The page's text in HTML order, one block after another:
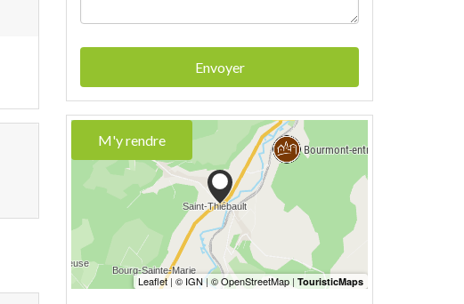
Envoyer
M'y rendre